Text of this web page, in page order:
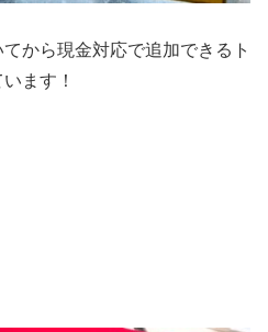
から現金対応で追加できるト
ます！